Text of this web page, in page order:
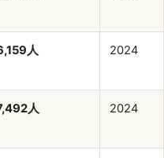
人 2024
人 2024